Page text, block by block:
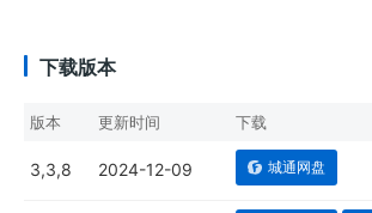
下载版本
版本 更新时间 下载
3,3,8 2024-12-09 城通网盘